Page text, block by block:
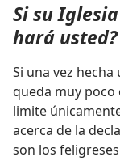
Si su
hará usted?
Si una vez
queda muy poco
limite
acerca de la
son los